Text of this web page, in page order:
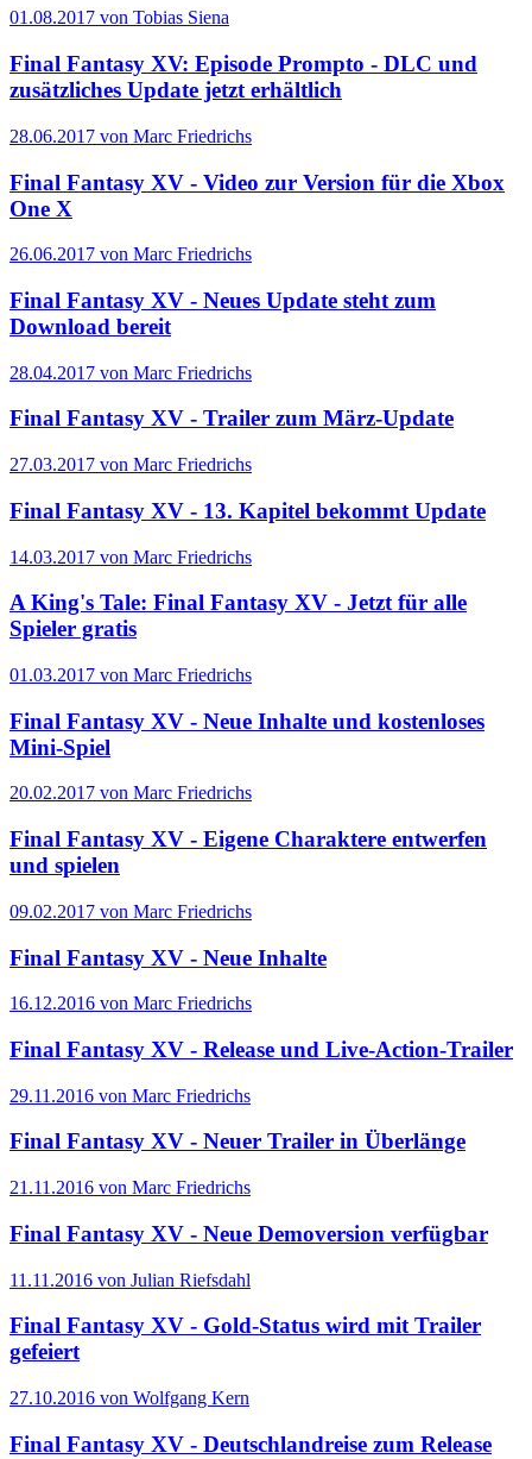
01.08.2017 von Tobias Siena
Final Fantasy XV: Episode Prompto - DLC und
zusätzliches Update jetzt erhältlich
28.06.2017 von Marc Friedrichs
Final Fantasy XV - Video zur Version für die Xbox
One X
26.06.2017 von Marc Friedrichs
Final Fantasy XV - Neues Update steht zum
Download bereit
28.04.2017 von Marc Friedrichs
Final Fantasy XV - Trailer zum März-Update
27.03.2017 von Marc Friedrichs
Final Fantasy XV - 13. Kapitel bekommt Update
14.03.2017 von Marc Friedrichs
A King's Tale: Final Fantasy XV - Jetzt für alle
Spieler gratis
01.03.2017 von Marc Friedrichs
Final Fantasy XV - Neue Inhalte und kostenloses
Mini-Spiel
20.02.2017 von Marc Friedrichs
Final Fantasy XV - Eigene Charaktere entwerfen
und spielen
09.02.2017 von Marc Friedrichs
Final Fantasy XV - Neue Inhalte
16.12.2016 von Marc Friedrichs
Final Fantasy XV - Release und Live-Action-Trailer
29.11.2016 von Marc Friedrichs
Final Fantasy XV - Neuer Trailer in Überlänge
21.11.2016 von Marc Friedrichs
Final Fantasy XV - Neue Demoversion verfügbar
11.11.2016 von Julian Riefsdahl
Final Fantasy XV - Gold-Status wird mit Trailer
gefeiert
27.10.2016 von Wolfgang Kern
Final Fantasy XV - Deutschlandreise zum Release